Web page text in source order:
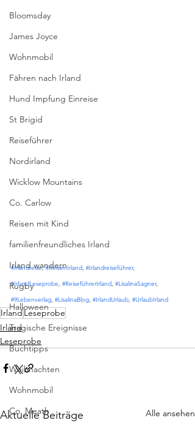
Bloomsday
James Joyce
Wohnmobil
Fähren nach Irland
Hund Impfung Einreise
St Brigid
Reiseführer
Nordirland
Wicklow Mountains
Co. Carlow
Reisen mit Kind
familienfreundliches Irland
Irland wandern
Rugby
Halloween
Tragische Ereignisse
Buchtipps
Weihnachten
Wohnmobil
Co. Meath
#Irlandreise, #ReisenIrland, #Irlandreiseführer,
#IrlandLeseprobe, #ReiseführerIrland, #LisalinaSagner,
#9Lebenverlag, #LisalinaBlog, #IrlandUrlaub, #UrlaubIrland
IrlandLeseprobe
Irland
Leseprobe
Aktuelle Beiträge Alle ansehen